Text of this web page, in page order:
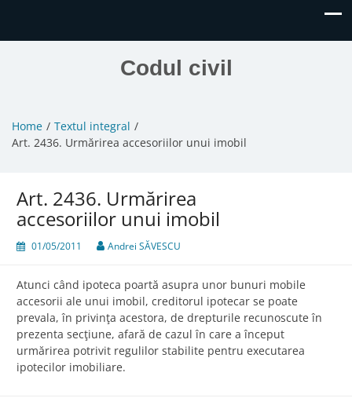
Codul civil
Home
Textul integral
Art. 2436. Urmărirea accesoriilor unui imobil
Art. 2436. Urmărirea
accesoriilor unui imobil
01/05/2011 Andrei SĂVESCU
Atunci când ipoteca poartă asupra unor bunuri mobile
accesorii ale unui imobil, creditorul ipotecar se poate
prevala, în privinţa acestora, de drepturile recunoscute în
prezenta secţiune, afară de cazul în care a început
urmărirea potrivit regulilor stabilite pentru executarea
ipotecilor imobiliare.